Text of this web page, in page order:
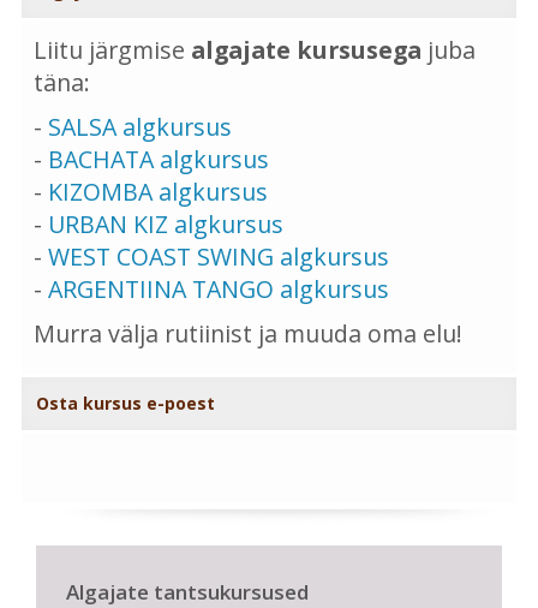
Liitu järgmise algajate kursusega juba
täna:
- SALSA algkursus
- BACHATA algkursus
- KIZOMBA algkursus
- URBAN KIZ algkursus
- WEST COAST SWING algkursus
- ARGENTIINA TANGO algkursus
Murra välja rutiinist ja muuda oma elu!
Osta kursus e-poest
Algajate tantsukursused